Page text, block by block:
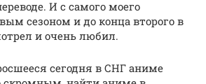
И с самого моего
сезоном и до конца второго в
и очень любил.
сегодня в СНГ аниме